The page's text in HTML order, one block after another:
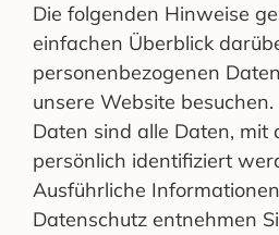
Die folgenden Hinweise
einfachen Überblick
personenbezogenen
unsere Website
Daten sind alle Daten, mit
persönlich identifiziert
Ausführliche
Datenschutz entnehmen